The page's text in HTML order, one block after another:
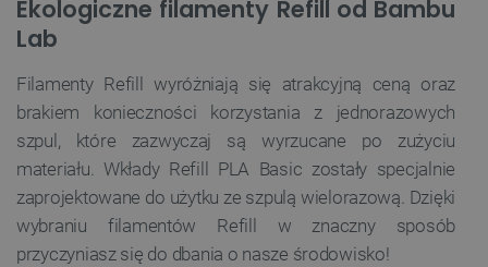
Ekologiczne filamenty Refill od Bambu
Lab
Filamenty Refill wyróżniają się atrakcyjną ceną oraz
brakiem konieczności korzystania z jednorazowych
szpul, które zazwyczaj są wyrzucane po zużyciu
materiału. Wkłady Refill PLA Basic zostały specjalnie
zaprojektowane do użytku ze szpulą wielorazową. Dzięki
wybraniu filamentów Refill w znaczny sposób
przyczyniasz się do dbania o nasze środowisko!